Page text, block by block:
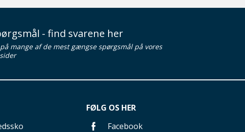
- find svarene her
mange af de mest gængse spørgsmål på vores
FØLG OS HER
Facebook